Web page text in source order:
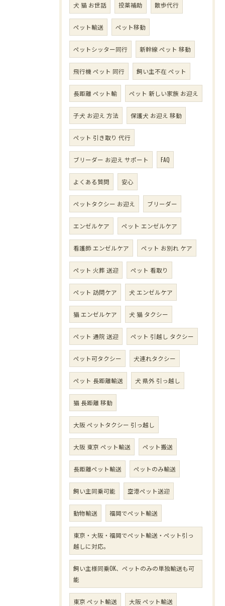
犬 猫 お世話 投薬補助 散歩代行
ペット輸送 ペット移動
ペットシッター同行 新幹線 ペット 移動
飛行機 ペット 同行 飼い主不在 ペット
長距離 ペット輸 ペット 新しい家族 お迎え
子犬 お迎え 方法 保護犬 お迎え 移動
ペット 引き取り 代行
ブリーダー お迎え サポート FAQ
よくある質問 安心
ペットタクシー お迎え ブリーダー
エンゼルケア ペット エンゼルケア
看護師 エンゼルケア ペット お別れ ケア
ペット 火葬 送迎 ペット 看取り
ペット 訪問ケア 犬 エンゼルケア
猫 エンゼルケア 犬 猫 タクシー
ペット 通院 送迎 ペット 引越し タクシー
ペット可タクシー 犬連れタクシー
ペット 長距離輸送 犬 県外 引っ越し
猫 長距離 移動
大阪 ペットタクシー 引っ越し
大阪 東京 ペット輸送 ペット搬送
長距離ペット輸送 ペットのみ輸送
飼い主同乗可能 空港ペット送迎
動物輸送 福岡でペット輸送
東京・大阪・福岡でペット輸送・ペット引っ
越しに対応。
飼い主様同乗OK、ペットのみの単独輸送も可
能
東京 ペット輸送 大阪 ペット輸送